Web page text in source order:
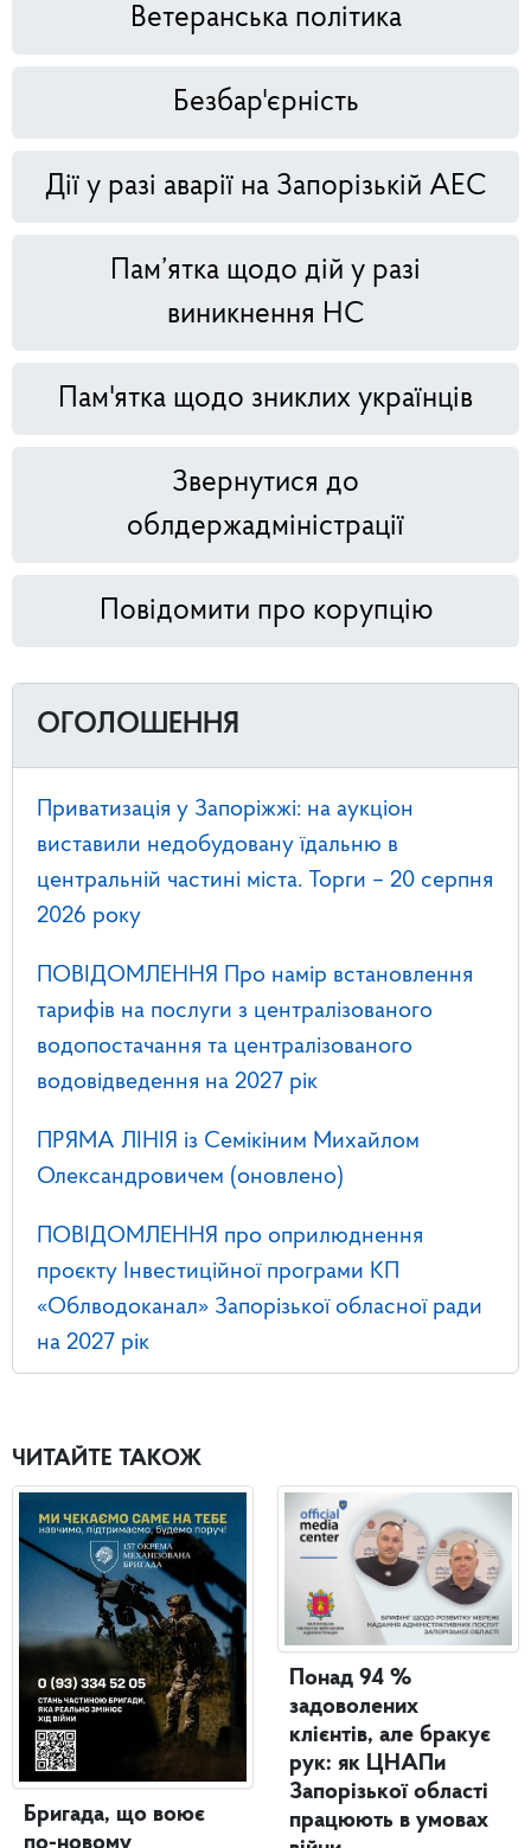
Ветеранська політика
Безбар'єрність
Дії у разі аварії на Запорізькій АЕС
Пам’ятка щодо дій у разі
виникнення НС
Пам'ятка щодо зниклих українців
Звернутися до
облдержадміністрації
Повідомити про корупцію
ОГОЛОШЕННЯ
Приватизація у Запоріжжі: на аукціон
виставили недобудовану їдальню в
центральній частині міста. Торги – 20 серпня
2026 року
ПОВІДОМЛЕННЯ Про намір встановлення
тарифів на послуги з централізованого
водопостачання та централізованого
водовідведення на 2027 рік
ПРЯМА ЛІНІЯ із Семікіним Михайлом
Олександровичем (оновлено)
ПОВІДОМЛЕННЯ про оприлюднення
проєкту Інвестиційної програми КП
«Облводоканал» Запорізької обласної ради
на 2027 рік
ЧИТАЙТЕ ТАКОЖ
Бригада, що воює
Понад 94 %
задоволених
клієнтів, але бракує
рук: як ЦНАПи
Запорізької області
працюють в умовах